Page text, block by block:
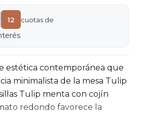
12 cuotas de
estética contemporánea que
minimalista de la mesa Tulip
Tulip menta con cojín
redondo favorece la